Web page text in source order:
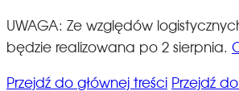
UWAGA: Ze względów
będzie realizowana po 2 sierpnia.
Przejdź do głównej treści Przejdź